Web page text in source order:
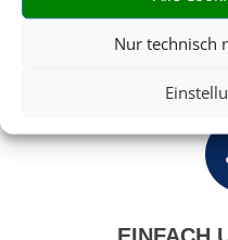
Nur technisch
Wählen Sie aus